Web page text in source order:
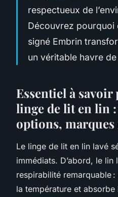
respectueux de
Découvrez pourquoi
signé Embrin
un véritable havre
Essentiel à
linge de lit en lin :
options,
Le linge de lit en lin lavé
immédiats. D’abord, le
respirabilité remarquable
la température et absorbe